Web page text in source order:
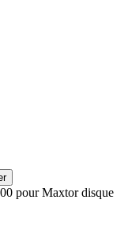
pour Maxtor disque